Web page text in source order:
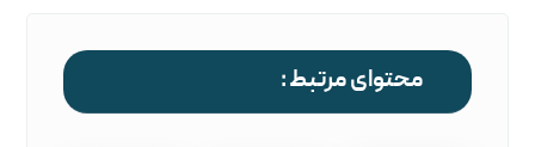
محتوای مرتبط :